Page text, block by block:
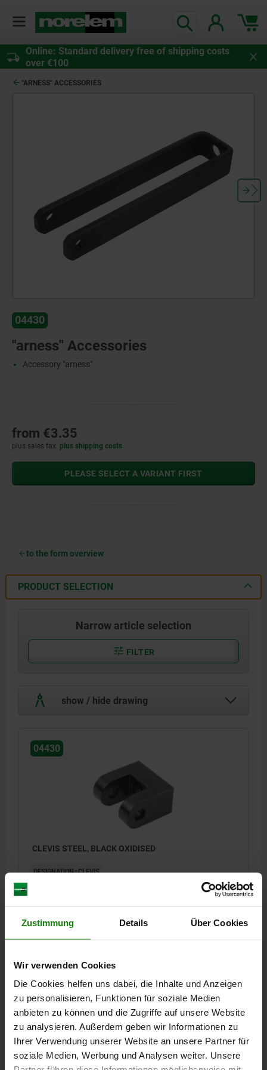
Zustimmung Details Über Cookies
Wir verwenden Cookies
Die Cookies helfen uns dabei, die Inhalte und Anzeigen
zu personalisieren, Funktionen für soziale Medien
anbieten zu können und die Zugriffe auf unsere Website
zu analysieren. Außerdem geben wir Informationen zu
Ihrer Verwendung unserer Website an unsere Partner für
soziale Medien, Werbung und Analysen weiter. Unsere
Online: Standard delivery free of shipping costs
over €100
"ARNESS" ACCESSORIES
04430
"arness" Accessories
Accessory "arness"
from €3.35
plus sales tax plus shipping costs
PLEASE SELECT A VARIANT FIRST
to the form overview
PRODUCT SELECTION
Narrow article selection
FILTER
show / hide drawing
04430
CLEVIS STEEL, BLACK OXIDISED
DESIGNATION=CLEVIS
€30.75
DETAILS
04430